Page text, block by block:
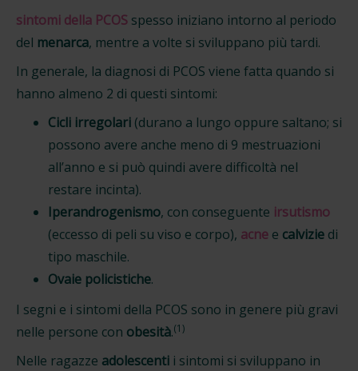
sintomi della PCOS spesso iniziano intorno al periodo
del menarca, mentre a volte si sviluppano più tardi.
In generale, la diagnosi di PCOS viene fatta quando si
hanno almeno 2 di questi sintomi:
Cicli irregolari (durano a lungo oppure saltano; si
possono avere anche meno di 9 mestruazioni
all’anno e si può quindi avere difficoltà nel
restare incinta).
Iperandrogenismo, con conseguente irsutismo
(eccesso di peli su viso e corpo), acne e calvizie di
tipo maschile.
Ovaie policistiche.
I segni e i sintomi della PCOS sono in genere più gravi
nelle persone con obesità.(1)
Nelle ragazze adolescenti i sintomi si sviluppano in